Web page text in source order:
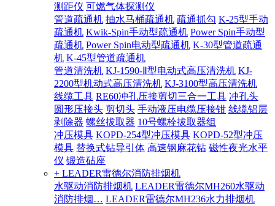
测距仪 可燃气体探测仪
管道疏通机 抽水马桶疏通机 疏通抓勾 K-25型手动
疏通机 Kwik-Spin手动型疏通机 Power Spin手动型
疏通机 Power Spin电动型疏通机 K-30型管道疏通
机 K-45型管道疏通机
管道清洗机 KJ-1590-Ⅱ型电动式高压清洗机 KJ-
2200型机动式高压清洗机 KJ-3100型高压清洗机
线缆工具 RE60冲孔压接剪切三合一工具 冲孔头
圆形压接头 剪切头 手动液压电缆压接钳 线缆铝层
剥除器 螺丝拔取器 10号螺栓拔取器组
冲压模具 KOPD-254型冲压模具 KOPD-52型冲压
模具 替换式钻导引体 高速钢麻花钻 磁性夜光水平
仪 锻造砧座
+ LEADER雷德尔消防排烟机
水驱动消防排烟机 LEADER雷德尔MH260水驱动
消防排烟… LEADER雷德尔MH236水力排烟机